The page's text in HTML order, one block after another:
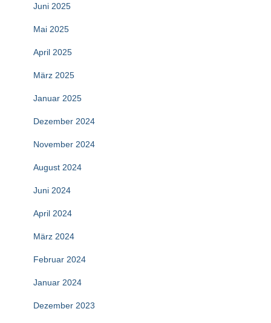
Juni 2025
Mai 2025
April 2025
März 2025
Januar 2025
Dezember 2024
November 2024
August 2024
Juni 2024
April 2024
März 2024
Februar 2024
Januar 2024
Dezember 2023